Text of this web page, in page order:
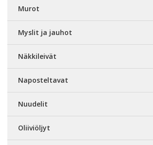
Murot
Myslit ja jauhot
Näkkileivät
Naposteltavat
Nuudelit
Oliiviöljyt